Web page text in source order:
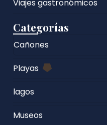
Viajes gastronómicos
Categorías
Cañones
Playas
lagos
Museos